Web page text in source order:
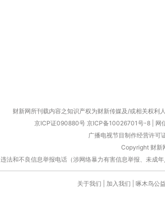
财新网所刊载内容之知识产权为财新传媒及/或相关权利
京ICP证090880号 京ICP备10026701号-8 网
广播电视节目制作经营许可
Copyright 财新
违法和不良信息举报电话（涉网络暴力有害信息举报、未
关于我们 加入我们 啄木鸟公